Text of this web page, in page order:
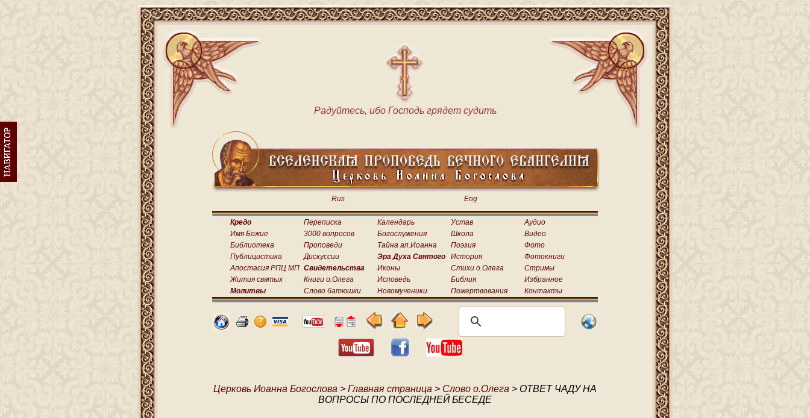
Радуйтесь, ибо Господь грядет судить
Rus Eng
Кредо Переписка Календарь Устав
Аудио
Имя Божие
3000 вопросов Богослужения Школа
Видео
Библиотека
Проповеди Тайна ап.Иоанна Поэзия
Фото
Публицистика
Дискуссии Эра Духа Святого История
Фотокниги
Апостасия РПЦ МП Свидетельства Иконы Стихи о.Олега
Стримы
Жития святых
Книги о.Олега Исповедь Библия
Избранное
Молитвы
Слово батюшки Новомученики Пожертвования Контакты
Церковь Иоанна Богослова > Главная страница > Слово о.Олега > ОТВЕТ ЧАДУ НА
ВОПРОСЫ ПО ПОСЛЕДНЕЙ БЕСЕДЕ